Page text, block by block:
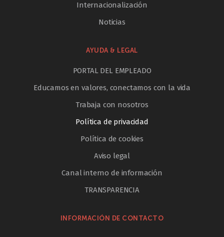
Internacionalización
Noticias
AYUDA & LEGAL
PORTAL DEL EMPLEADO
Educamos en valores, conectamos con la vida
Trabaja con nosotros
Política de privacidad
Política de cookies
Aviso legal
Canal interno de información
TRANSPARENCIA
INFORMACIÓN DE CONTACTO